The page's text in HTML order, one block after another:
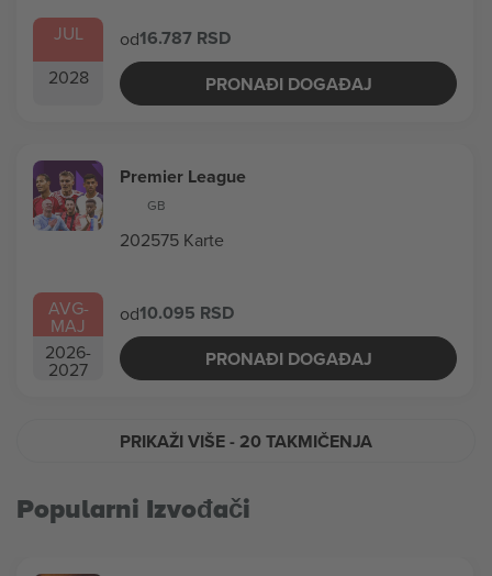
JUL
2028
od16.787 RSD
PRONAĐI DOGAĐAJ
AVG-
MAJ
2026-
2027
Premier League
GB
202575 Karte
od10.095 RSD
PRONAĐI DOGAĐAJ
PRIKAŽI VIŠE- 20 TAKMIČENJA
Popularni Izvođači